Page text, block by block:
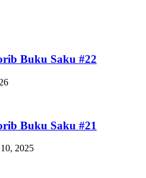
Buku Saku #22
Buku Saku #21
2025